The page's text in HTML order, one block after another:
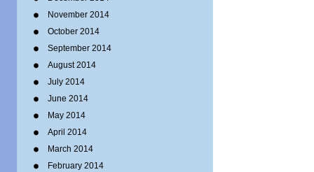
November 2014
October 2014
September 2014
August 2014
July 2014
June 2014
May 2014
April 2014
March 2014
February 2014